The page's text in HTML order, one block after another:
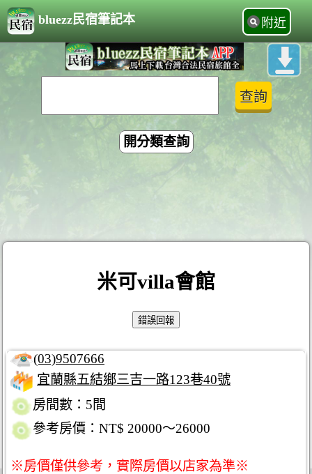
bluezz民宿筆記本 附近
開分類查詢
米可villa會館
(03)9507666
宜蘭縣五結鄉三吉一路123巷40號
房間數：5間
參考房價：NT$ 20000～26000
※房價僅供參考，實際房價以店家為準※